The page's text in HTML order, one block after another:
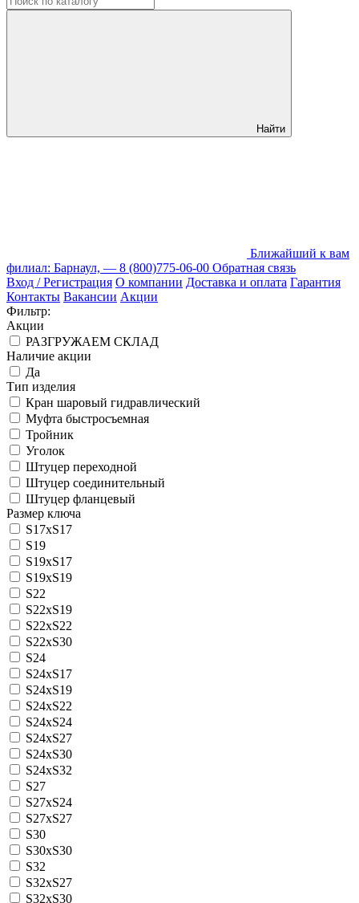
Найти
Ближайший к вам
филиал: Барнаул, — 8 (800)775-06-00 Обратная связь
Вход / Регистрация О компании Доставка и оплата Гарантия
Контакты Вакансии Акции
Фильтр:
Акции
РАЗГРУЖАЕМ СКЛАД
Наличие акции
Да
Тип изделия
Кран шаровый гидравлический
Муфта быстросъемная
Тройник
Уголок
Штуцер переходной
Штуцер соединительный
Штуцер фланцевый
Размер ключа
S17xS17
S19
S19xS17
S19xS19
S22
S22xS19
S22xS22
S22xS30
S24
S24xS17
S24xS19
S24xS22
S24xS24
S24xS27
S24xS30
S24xS32
S27
S27xS24
S27xS27
S30
S30xS30
S32
S32xS27
S32xS30